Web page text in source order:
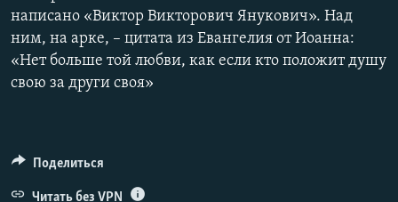
написано «Виктор Викторович Янукович». Над
ним, на арке, – цитата из Евангелия от Иоанна:
«Нет больше той любви, как если кто положит душу
свою за други своя»
Поделиться
Читать без VPN